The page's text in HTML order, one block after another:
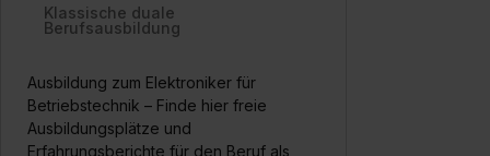
Klassische duale
Berufsausbildung
Ausbildung zum Elektroniker für
Betriebstechnik – Finde hier freie
Ausbildungsplätze und
Erfahrungsberichte für den Beruf als